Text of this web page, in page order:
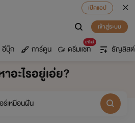
เปิดแอป
เข้าสู่ระบบ
อีบุ๊ก การ์ตูน
มาใหม่
ดรีมแชท ธัญลิสต์
อะไรอยู่เอ่ย?